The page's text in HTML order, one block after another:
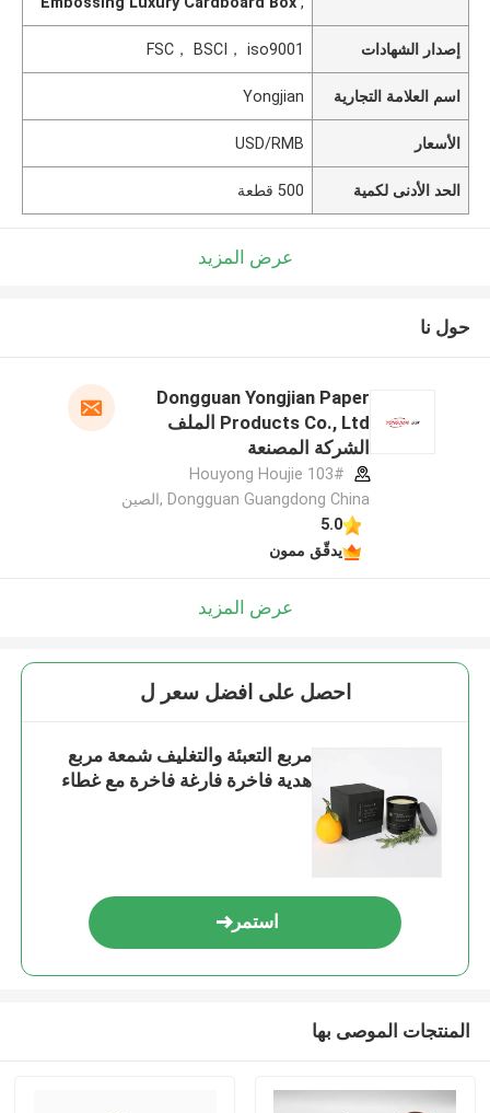
إصدار الشهادات FSC， BSCI， iso9001
اسم العلامة التجارية Yongjian
الأسعار USD/RMB
الحد الأدنى لكمية 500 قطعة
عرض المزيد
حول نا
Dongguan Yongjian Paper
Products Co., Ltd الملف
الشركة المصنعة
103# Houyong Houjie
Dongguan Guangdong China ,الصين
5.0
يدقّق ممون
عرض المزيد
احصل على افضل سعر ل
مربع التعبئة والتغليف شمعة مربع
هدية فاخرة فارغة فاخرة مع غطاء
استمر
المنتجات الموصى بها